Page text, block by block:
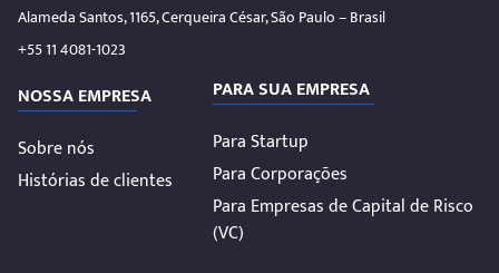
Alameda Santos, 1165, Cerqueira César, São Paulo – Brasil
+55 11 4081-1023
NOSSA EMPRESA
Sobre nós
Histórias de clientes
PARA SUA EMPRESA
Para Startup
Para Corporações
Para Empresas de Capital de Risco
(VC)